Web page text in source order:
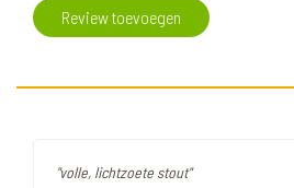
Review toevoegen
"volle, lichtzoete stout"